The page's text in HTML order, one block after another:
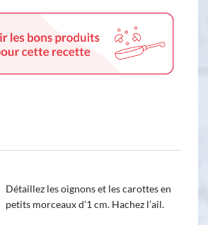
Détaillez les oignons et les carottes en
petits morceaux d’1 cm. Hachez l’ail.